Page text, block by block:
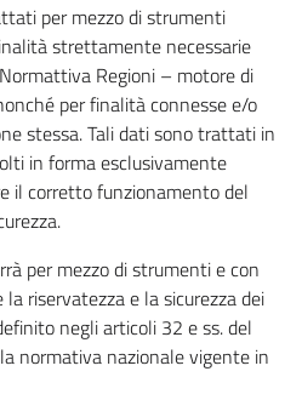
per mezzo di strumenti
strettamente necessarie
Regioni – motore di
per finalità connesse e/o
stessa. Tali dati sono trattati in
in forma esclusivamente
il corretto funzionamento del
per mezzo di strumenti e con
riservatezza e la sicurezza dei
negli articoli 32 e ss. del
normativa nazionale vigente in